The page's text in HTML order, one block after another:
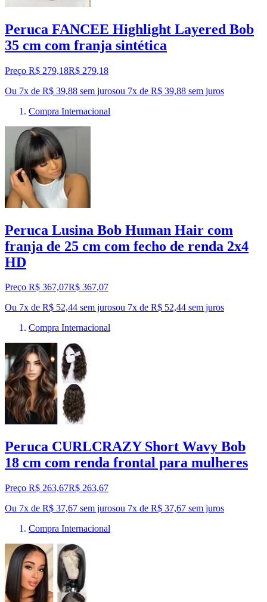
Peruca FANCEE Highlight Layered Bob
35 cm com franja sintética
Preço R$ 279,18R$ 279,18
Ou 7x de R$ 39,88 sem jurosou 7x de R$ 39,88 sem juros
Compra Internacional
Peruca Lusina Bob Human Hair com
franja de 25 cm com fecho de renda 2x4
HD
Preço R$ 367,07R$ 367,07
Ou 7x de R$ 52,44 sem jurosou 7x de R$ 52,44 sem juros
Compra Internacional
Peruca CURLCRAZY Short Wavy Bob
18 cm com renda frontal para mulheres
Preço R$ 263,67R$ 263,67
Ou 7x de R$ 37,67 sem jurosou 7x de R$ 37,67 sem juros
Compra Internacional